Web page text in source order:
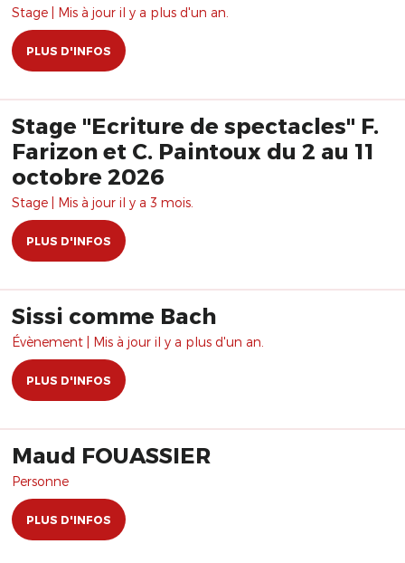
Stage | Mis à jour il y a plus d'un an.
PLUS D'INFOS
Stage "Ecriture de spectacles" F.
Farizon et C. Paintoux du 2 au 11
octobre 2026
Stage | Mis à jour il y a 3 mois.
PLUS D'INFOS
Sissi comme Bach
Évènement | Mis à jour il y a plus d'un an.
PLUS D'INFOS
Maud FOUASSIER
Personne
PLUS D'INFOS